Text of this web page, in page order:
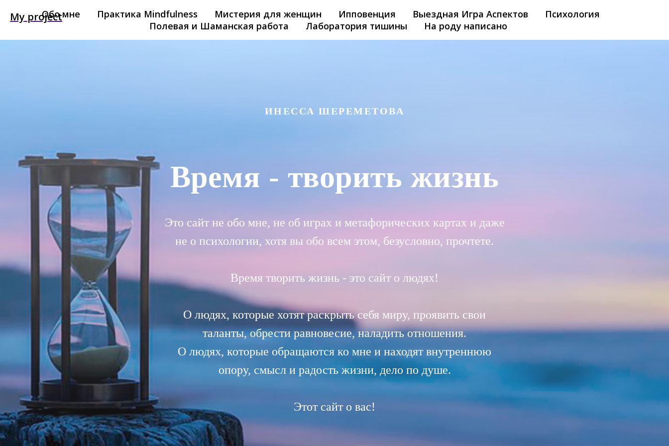
Обо мне Практика Mindfulness Мистерия для женщин Ипповенция Выездная Игра Аспектов
Психология
Полевая и Шаманская работа
Лаборатория тишины На роду написано
ИНЕССА ШЕРЕМЕТОВА
Время - творить жизнь
Это сайт не обо мне, не об играх и метафорических картах и даже
не о психологии, хотя вы обо всем этом, безусловно, прочтете.
Время творить жизнь - это сайт о людях!
О людях, которые хотят раскрыть себя миру, проявить свои
таланты, обрести равновесие, наладить отношения.
О людях, которые обращаются ко мне и находят внутреннюю
опору, смысл и радость жизни, дело по душе.
Этот сайт о вас!
My project